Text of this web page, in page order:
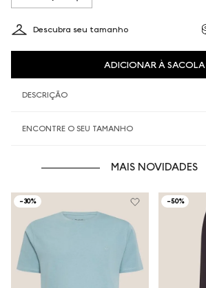
Descubra seu tamanho
ADICIONAR À SACOLA
DESCRIÇÃO
ENCONTRE O SEU TAMANHO
MAIS NOVIDADES
-30% -50%